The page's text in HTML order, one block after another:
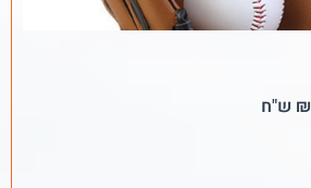
₪ ש"ח